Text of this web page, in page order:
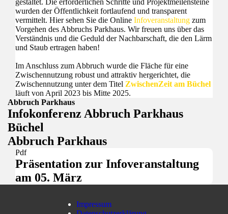
gestaltet. Die erforderlichen Schritte und Projektmeilensteine
wurden der Öffentlichkeit fortlaufend und transparent
vermittelt. Hier sehen Sie die Online Infoveranstaltung zum
Vorgehen des Abbruchs Parkhaus. Wir freuen uns über das
Verständnis und die Geduld der Nachbarschaft, die den Lärm
und Staub ertragen haben!
Im Anschluss zum Abbruch wurde die Fläche für eine
Zwischennutzung robust und attraktiv hergerichtet, die
Zwischennutzung unter dem Titel ZwischenZeit am Büchel
läuft von April 2023 bis Mitte 2025.
Abbruch Parkhaus
Infokonferenz Abbruch Parkhaus
Büchel
Abbruch Parkhaus
Pdf
Präsentation zur Infoveranstaltung
am 05. März
Impressum